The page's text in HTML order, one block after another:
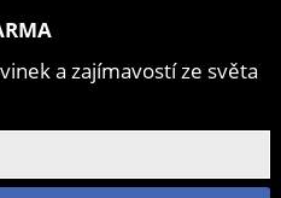
a zajímavostí ze světa